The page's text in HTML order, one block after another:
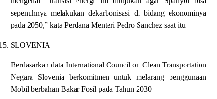
sepenuhnya melakukan dekarbonisasi di bidang ekonominya
pada 2050,” kata Perdana Menteri Pedro Sanchez saat itu
SLOVENIA
Berdasarkan data International Council on Clean Transportation
Negara Slovenia berkomitmen untuk melarang penggunaan
Mobil berbahan Bakar Fosil pada Tahun 2030